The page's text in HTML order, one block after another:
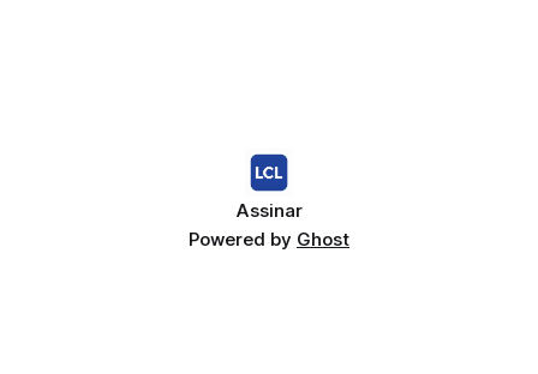
Assinar
Powered by Ghost